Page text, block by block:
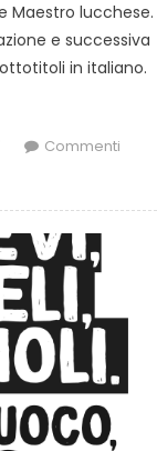
Maestro lucchese.
e successiva
in italiano.
Commenti